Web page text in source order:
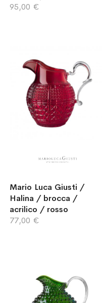
95,00 €
Mario Luca Giusti /
Halina / brocca /
acrilico / rosso
77,00 €